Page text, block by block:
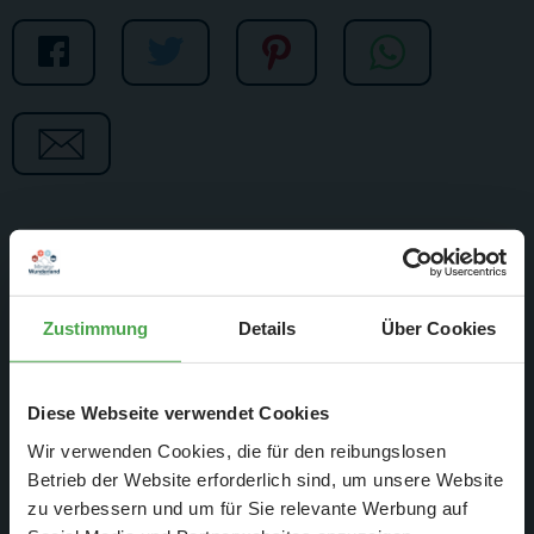
Zustimmung Details Über Cookies
Diese Webseite verwendet Cookies
Wir verwenden Cookies, die für den reibungslosen
Betrieb der Website erforderlich sind, um unsere Website
zu verbessern und um für Sie relevante Werbung auf